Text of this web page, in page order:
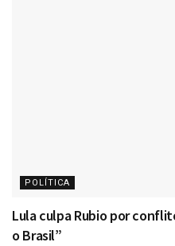
POLÍTICA
Lula culpa Rubio por
o Brasil”